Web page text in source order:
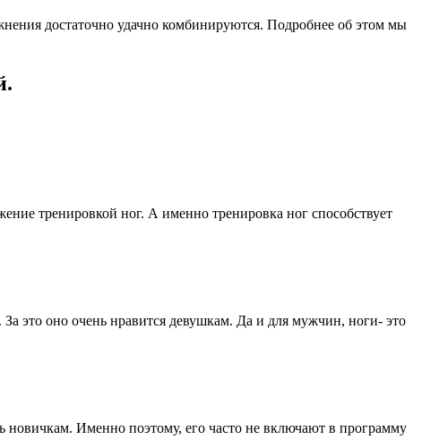
достаточно удачно комбинируются. Подробнее об этом мы
тренировкой ног. А именно тренировка ног способствует
это оно очень нравится девушкам. Да и для мужчин, ноги- это
Именно поэтому, его часто не включают в программу